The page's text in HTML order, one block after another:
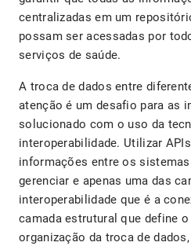
centralizadas em um
possam ser acessadas por
serviços de saúde.
A troca de dados entre
atenção é um desafio para as
solucionado com o uso da
interoperabilidade. Utilizar
informações entre os
gerenciar e apenas uma das
interoperabilidade que é a
camada estrutural que define
organização da troca de